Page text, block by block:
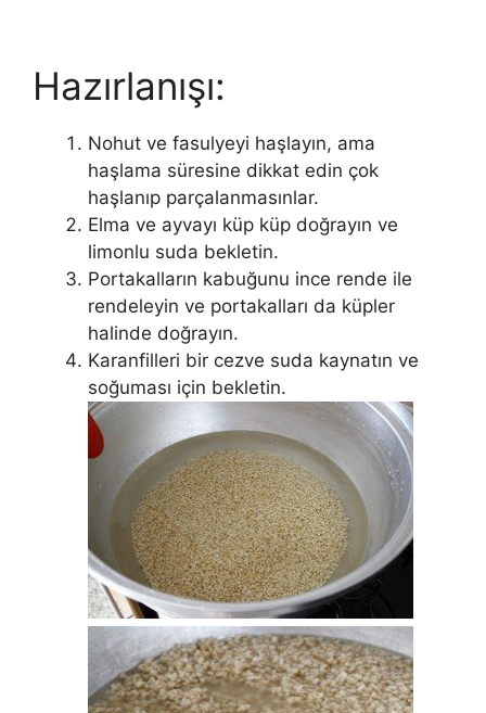
Hazırlanışı:
Nohut ve fasulyeyi haşlayın, ama
haşlama süresine dikkat edin çok
haşlanıp parçalanmasınlar.
Elma ve ayvayı küp küp doğrayın ve
limonlu suda bekletin.
Portakalların kabuğunu ince rende ile
rendeleyin ve portakalları da küpler
halinde doğrayın.
Karanfilleri bir cezve suda kaynatın ve
soğuması için bekletin.